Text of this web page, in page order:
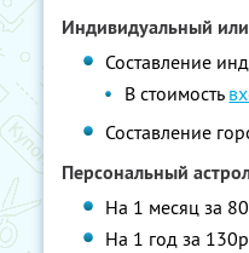
Индивидуальный
Составление
В стоимость
Составление
Персональный
На 1 месяц за
На 1 год за